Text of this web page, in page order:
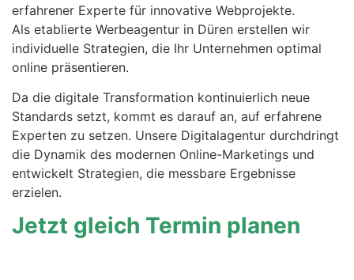
erfahrener Experte für innovative Webprojekte.
Als etablierte Werbeagentur in Düren erstellen wir
individuelle Strategien, die Ihr Unternehmen optimal
online präsentieren.
Da die digitale Transformation kontinuierlich neue
Standards setzt, kommt es darauf an, auf erfahrene
Experten zu setzen. Unsere Digitalagentur durchdringt
die Dynamik des modernen Online-Marketings und
entwickelt Strategien, die messbare Ergebnisse
erzielen.
Jetzt gleich Termin planen